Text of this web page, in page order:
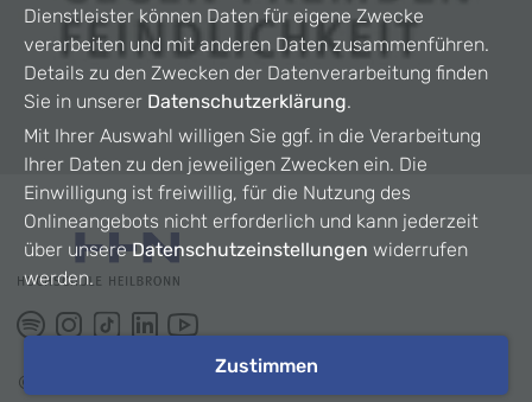
©
Dienstleister können Daten für eigene Zwecke
verarbeiten und mit anderen Daten zusammenführen.
Details zu den Zwecken der Datenverarbeitung finden
Sie in unserer Datenschutzerklärung.
Mit Ihrer Auswahl willigen Sie ggf. in die Verarbeitung
Ihrer Daten zu den jeweiligen Zwecken ein. Die
Einwilligung ist freiwillig, für die Nutzung des
Onlineangebots nicht erforderlich und kann jederzeit
über unsereDatenschutzeinstellungen widerrufen
werden.
Zustimmen